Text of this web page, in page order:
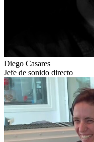
Diego Casares
Jefe de sonido directo